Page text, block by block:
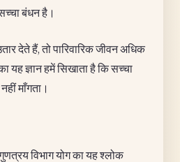
बंधन है।
देते हैं, तो पारिवारिक जीवन अधिक
यह ज्ञान हमें सिखाता है कि सच्चा
माँगता।
विभाग योग का यह श्लोक